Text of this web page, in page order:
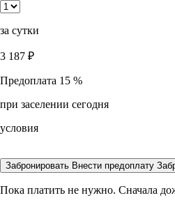
за сутки
3 187 ₽
Предоплата 15 %
при заселении сегодня
условия
Забронировать Внести предоплату
Пока платить не нужно. Сначала